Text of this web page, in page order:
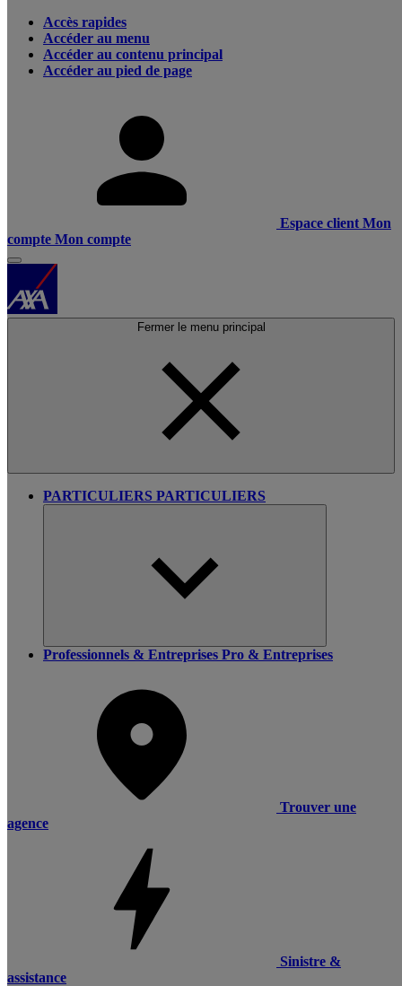
Accès rapides
Accéder au menu
Accéder au contenu principal
Accéder au pied de page
Espace client Mon
compte Mon compte
Fermer le menu principal
PARTICULIERS PARTICULIERS
Professionnels & Entreprises Pro & Entreprises
Trouver une
agence
Sinistre &
assistance